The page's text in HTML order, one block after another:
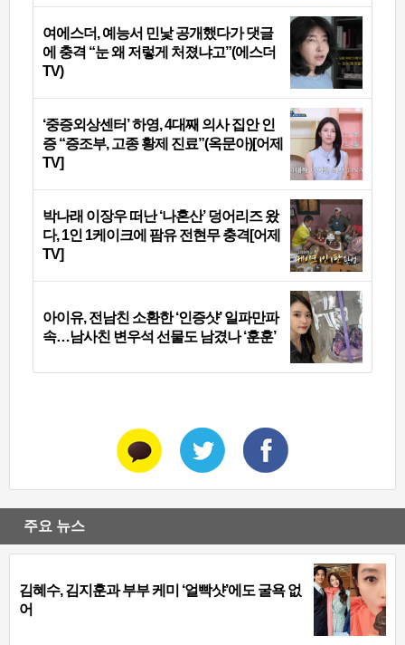
여에스더, 예능서 민낯 공개했다가 댓글
에 충격 “눈 왜 저렇게 처졌냐고”(에스더
TV)
‘중증외상센터’ 하영, 4대째 의사 집안 인
증 “증조부, 고종 황제 진료”(옥문아)[어제
TV]
박나래 이장우 떠난 ‘나혼산’ 덩어리즈 왔
다, 1인 1케이크에 팜유 전현무 충격[어제
TV]
아이유, 전남친 소환한 ‘인증샷’ 일파만파
속…남사친 변우석 선물도 남겼나 ‘훈훈’
주요 뉴스
김혜수, 김지훈과 부부 케미 ‘얼빡샷’에도 굴욕 없
어